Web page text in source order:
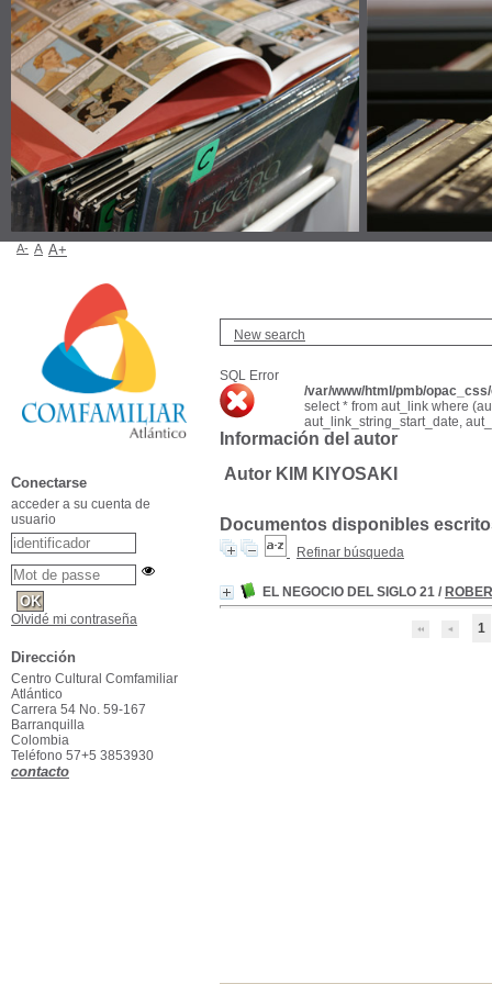
New search
SQL Error
/var/www/html/pmb/
select * from aut_link where
aut_link_string_start_date,
Información del autor
Autor KIM KIYOSAKI
Documentos disponibles
Refinar búsqueda
EL NEGOCIO DEL SIGLO 21 /
1
A- A A+
Conectarse
acceder a su cuenta de
usuario
Olvidé mi contraseña
Dirección
Centro Cultural Comfamiliar
Atlántico
Carrera 54 No. 59-167
Barranquilla
Colombia
Teléfono 57+5 3853930
contacto